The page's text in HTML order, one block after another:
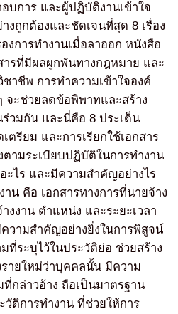
บการ และผู้ปฏิบัติงานเข้าใจ
ถูกต้องและชัดเจนที่สุด 8 เรื่อง
งการทำงานเมื่อลาออก หนังสือ
ารที่มีผลผูกพันทางกฎหมาย และ
าชีพ การทำความเข้าใจองค์
จะช่วยลดข้อพิพาทและสร้าง
วมกัน และนี่คือ 8 ประเด็น
ตรียม และการเรียกใช้เอกสาร
ตามระเบียบปฏิบัติในการทำงาน
ะไร และมีความสำคัญอย่างไร
น คือ เอกสารทางการที่นายจ้าง
งงาน ตำแหน่ง และระยะเวลา
ความสำคัญอย่างยิ่งในการพิสูจน์
ระบุไว้ในประวัติย่อ ช่วยสร้าง
ายใหม่ว่าบุคคลนั้น มีความ
กล่าวอ้าง ถือเป็นมาตรฐาน
ติการทำงาน ที่ช่วยให้การ